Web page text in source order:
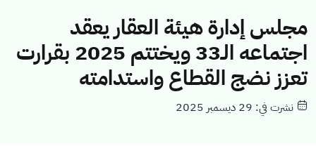
مجلس إدارة هيئة العقار يعقد
اجتماعه الـ33 ويختتم 2025 بقرارت
تعزز نضج القطاع واستدامته
نشرت في: 29 ديسمبر 2025